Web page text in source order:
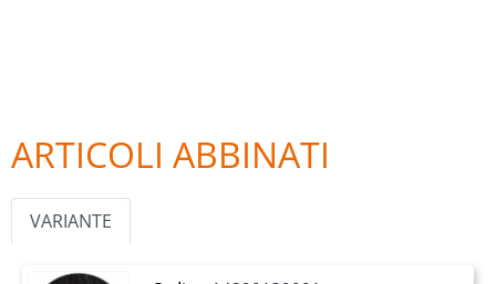
ARTICOLI ABBINATI
VARIANTE